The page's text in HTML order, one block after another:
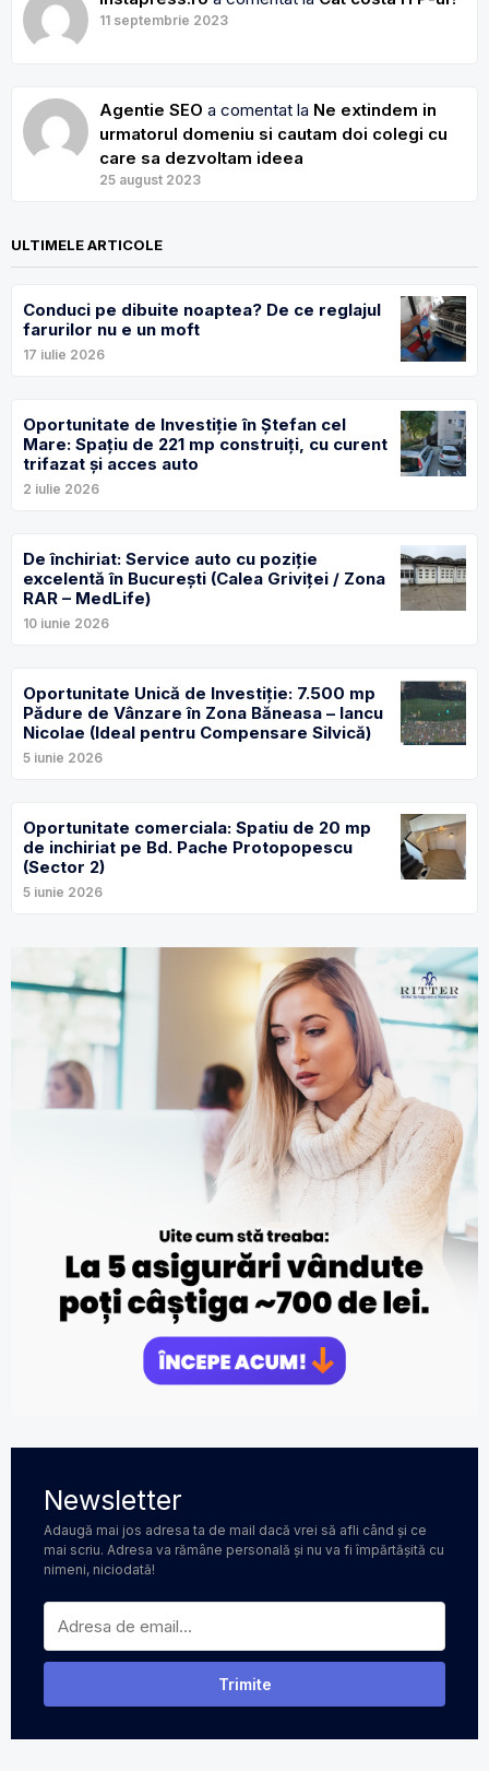
11 septembrie 2023
Agentie SEO a comentat la Ne extindem in
urmatorul domeniu si cautam doi colegi cu
care sa dezvoltam ideea
25 august 2023
ULTIMELE ARTICOLE
Conduci pe dibuite noaptea? De ce reglajul
farurilor nu e un moft
17 iulie 2026
Oportunitate de Investiție în Ștefan cel
Mare: Spațiu de 221 mp construiți, cu curent
trifazat și acces auto
2 iulie 2026
De închiriat: Service auto cu poziție
excelentă în București (Calea Griviței / Zona
RAR – MedLife)
10 iunie 2026
Oportunitate Unică de Investiție: 7.500 mp
Pădure de Vânzare în Zona Băneasa – Iancu
Nicolae (Ideal pentru Compensare Silvică)
5 iunie 2026
Oportunitate comerciala: Spatiu de 20 mp
de inchiriat pe Bd. Pache Protopopescu
(Sector 2)
5 iunie 2026
Newsletter
Adaugă mai jos adresa ta de mail dacă vrei să afli când și ce
mai scriu. Adresa va rămâne personală și nu va fi împărtășită cu
nimeni, niciodată!